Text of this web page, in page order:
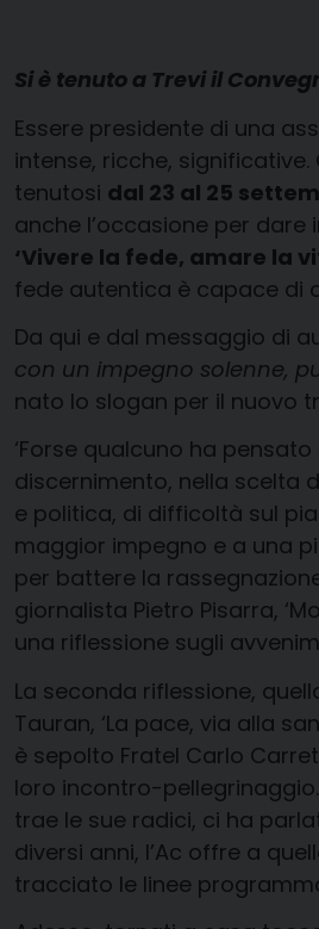
Si è tenuto a Trevi il
Essere presidente di una
intense, ricche,
tenutosi dal 23 al 25
anche l’occasione per dare
‘Vivere la fede, amare la
fede autentica è capace di
Da qui e dal messaggio di
con un impegno solenne,
nato lo slogan per il nuovo
‘Forse qualcuno ha
discernimento, nella scelta
e politica, di difficoltà sul
maggior impegno e a una
per battere la
giornalista Pietro Pisarra,
una riflessione sugli
La seconda riflessione,
Tauran, ‘La pace, via alla
è sepolto Fratel Carlo
loro incontro-
trae le sue radici, ci ha
diversi anni, l’Ac offre a
tracciato le linee